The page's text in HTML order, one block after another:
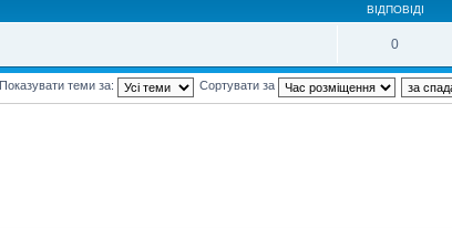
ВІДПОВІДІ
0
Показувати теми за: Сортувати за